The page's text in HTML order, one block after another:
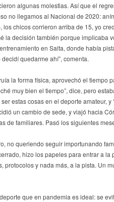
algunas molestias. Así que el
no llegamos al Nacional de 2020:
los chicos corrieron arriba de 15, yo
la decisión también porque implicaba
en Salta, donde había
quedarme ahí”, comenta.
la forma física, aprovechó el tiempo
muy bien el tiempo”, dice, pero
estas cosas en el deporte amateur, y
un cambio de sede, y viajó hacia
de familiares. Pasó los siguientes
no queriendo seguir importunando
hizo los papeles para entrar a la
protocolos y nada más, a la pista. Un
que en pandemia es ideal: se